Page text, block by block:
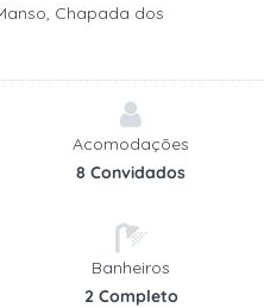
Chapada dos
Acomodações
8 Convidados
Banheiros
2 Completo